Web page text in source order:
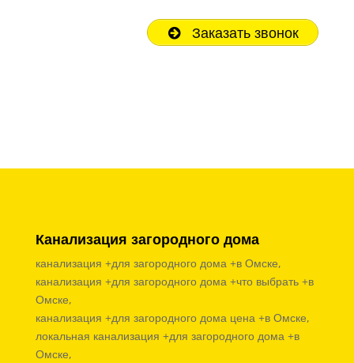
Заказать звонок
Канализация загородного дома
канализация +для загородного дома +в Омске,
канализация +для загородного дома +что выбрать +в
Омске,
канализация +для загородного дома цена +в Омске,
локальная канализация +для загородного дома +в
Омске,